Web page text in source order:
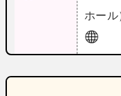
ホー